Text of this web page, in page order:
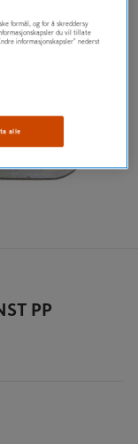
PP
formål, og for å skreddersy
du vil tillate
informasjonskapsler" nederst
alle